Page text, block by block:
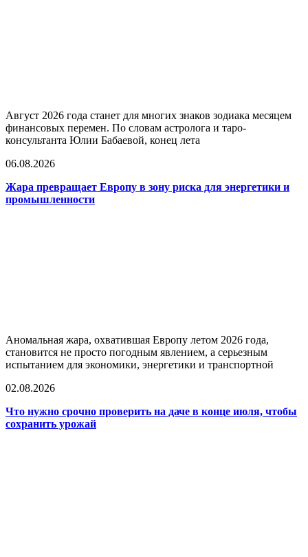
Август 2026 года станет для многих знаков зодиака месяцем
финансовых перемен. По словам астролога и таро-
консультанта Юлии Бабаевой, конец лета
06.08.2026
Жара превращает Европу в зону риска для энергетики и
промышленности
Аномальная жара, охватившая Европу летом 2026 года,
становится не просто погодным явлением, а серьезным
испытанием для экономики, энергетики и транспортной
02.08.2026
Что нужно срочно проверить на даче в конце июля, чтобы
сохранить урожай